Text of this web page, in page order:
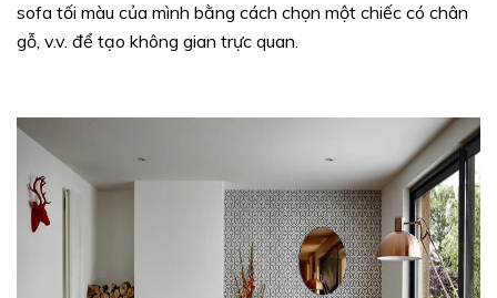
sofa tối màu của mình bằng cách chọn một chiếc có chân
gỗ, v.v. để tạo không gian trực quan.